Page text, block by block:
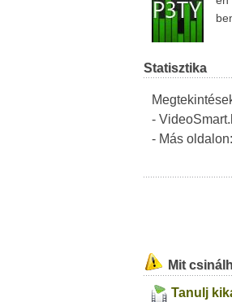
Statisztika
-
- Más oldalon:
Mit
Tanulj